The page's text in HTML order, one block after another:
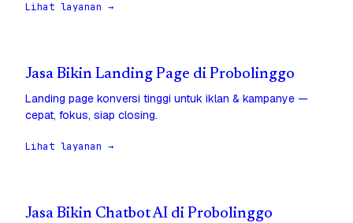
Lihat layanan →
Jasa Bikin Landing Page di Probolinggo
Landing page konversi tinggi untuk iklan & kampanye —
cepat, fokus, siap closing.
Lihat layanan →
Jasa Bikin Chatbot AI di Probolinggo